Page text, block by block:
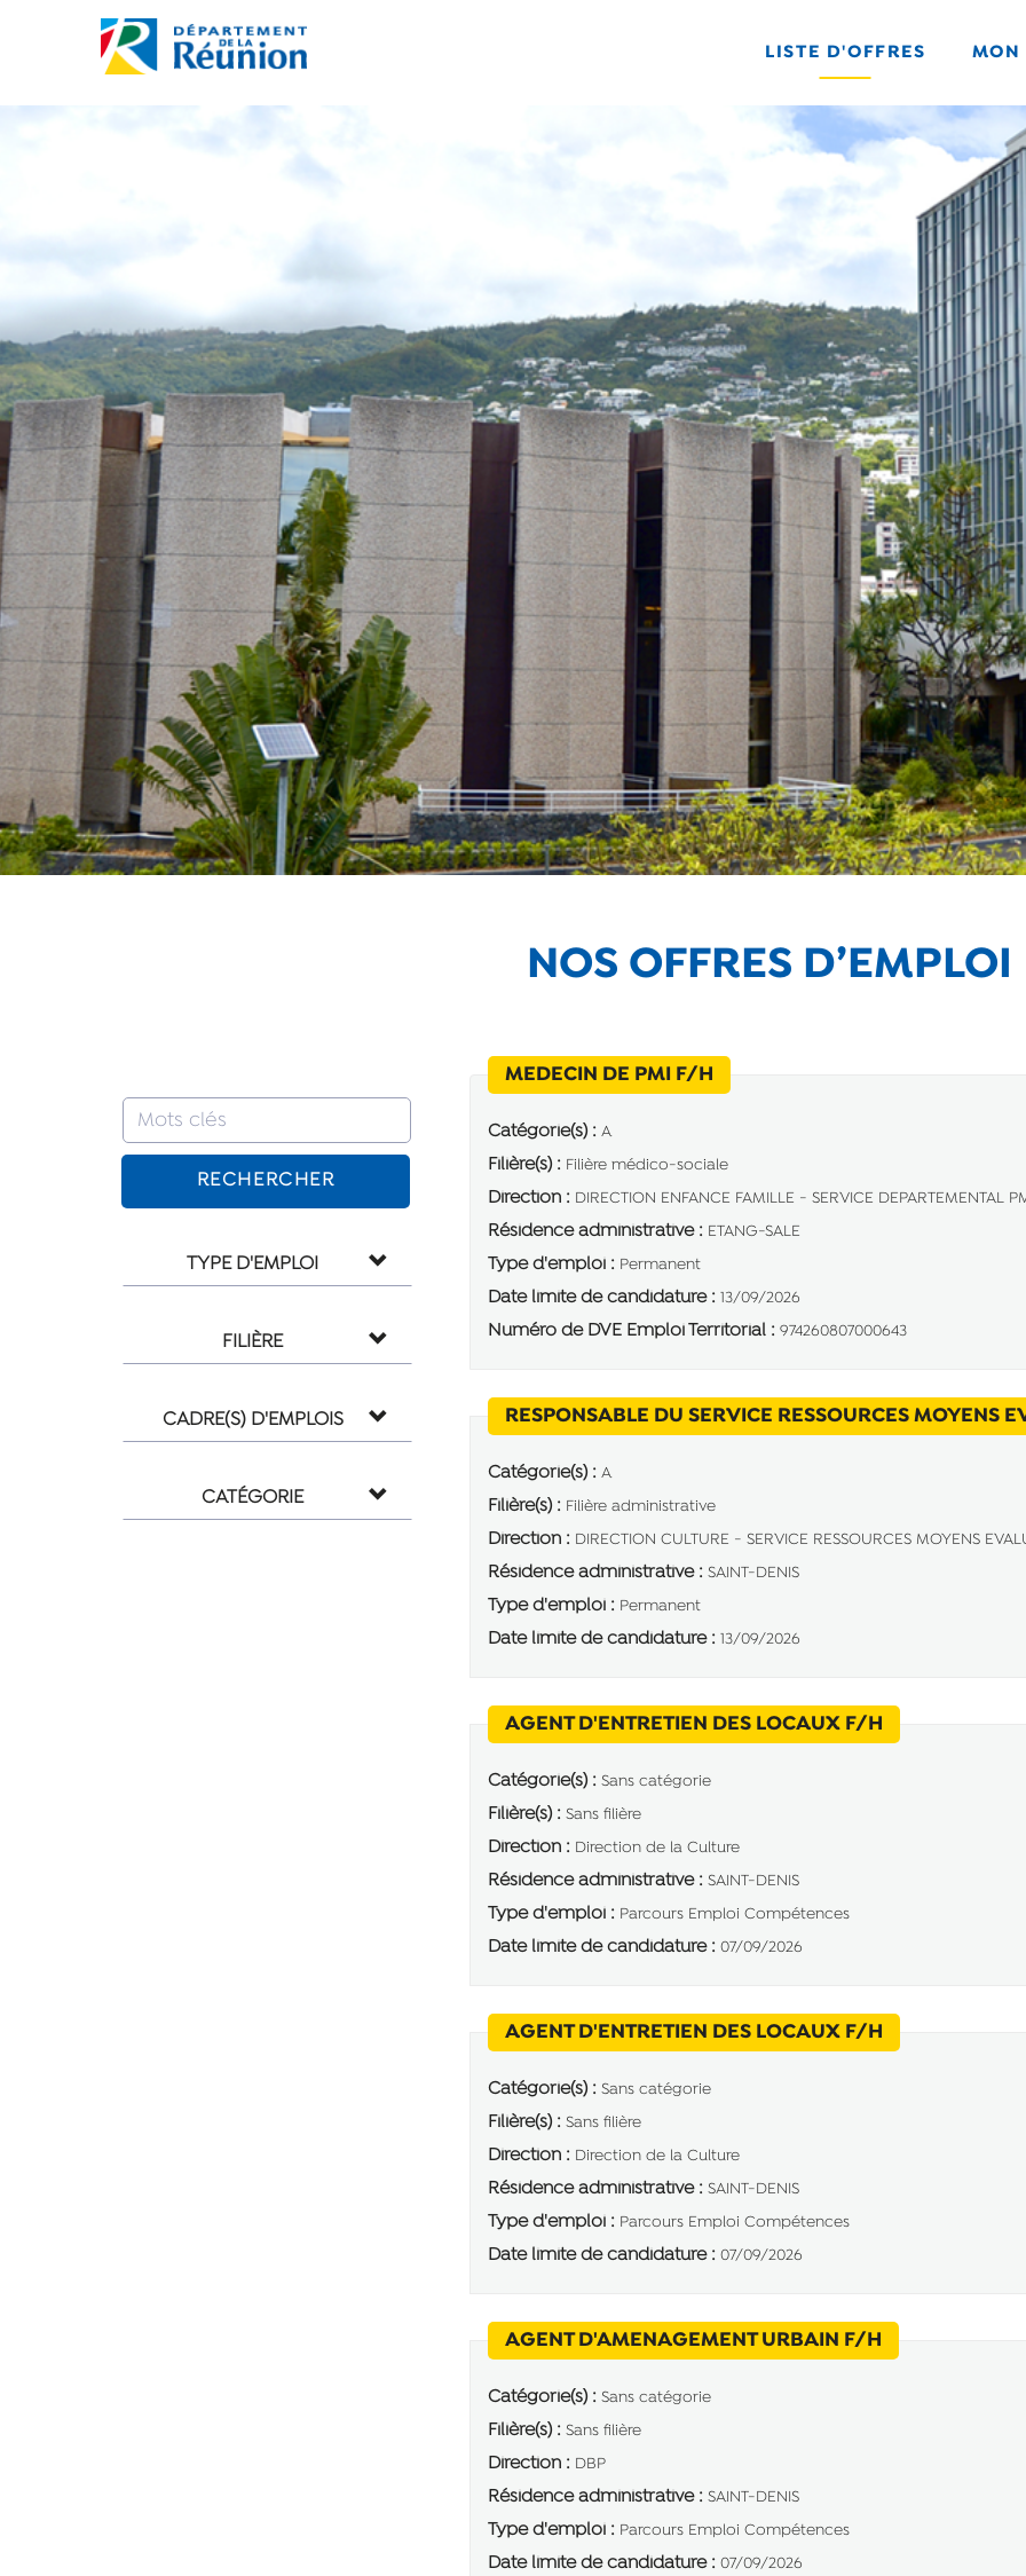
LISTE D'OFFRES MON
NOS OFFRES D’EMPLOI
RECHERCHER
TYPE D'EMPLOI
FILIÈRE
CADRE(S) D'EMPLOIS
CATÉGORIE
MEDECIN DE PMI F/H(Nouvelle fenêtre)
Catégorie(s) : A
Filière(s) : Filière médico-sociale
Direction : DIRECTION ENFANCE FAMILLE - SERVICE DEPARTEMENTAL
Résidence administrative : ETANG-SALE
Type d'emploi : Permanent
Date limite de candidature : 13/09/2026
Numéro de DVE Emploi Territorial : 974260807000643
RESPONSABLE DU SERVICE RESSOURCES MOYENS
Catégorie(s) : A
Filière(s) : Filière administrative
Direction : DIRECTION CULTURE - SERVICE RESSOURCES MOYENS
Résidence administrative : SAINT-DENIS
Type d'emploi : Permanent
Date limite de candidature : 13/09/2026
AGENT D'ENTRETIEN DES LOCAUX F/H(Nouvelle
Catégorie(s) : Sans catégorie
Filière(s) : Sans filière
Direction : Direction de la Culture
Résidence administrative : SAINT-DENIS
Type d'emploi : Parcours Emploi Compétences
Date limite de candidature : 07/09/2026
AGENT D'ENTRETIEN DES LOCAUX F/H(Nouvelle
Catégorie(s) : Sans catégorie
Filière(s) : Sans filière
Direction : Direction de la Culture
Résidence administrative : SAINT-DENIS
Type d'emploi : Parcours Emploi Compétences
Date limite de candidature : 07/09/2026
AGENT D'AMENAGEMENT URBAIN F/H(Nouvelle
Catégorie(s) : Sans catégorie
Filière(s) : Sans filière
Direction : DBP
Résidence administrative : SAINT-DENIS
Type d'emploi : Parcours Emploi Compétences
Date limite de candidature : 07/09/2026